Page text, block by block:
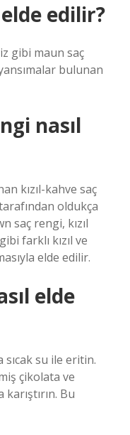
edilir?
gibi maun saç
bulunan
nasıl
kızıl-kahve saç
oldukça
saç rengi, kızıl
farklı kızıl ve
elde edilir.
elde
su ile eritin.
çikolata ve
Bu